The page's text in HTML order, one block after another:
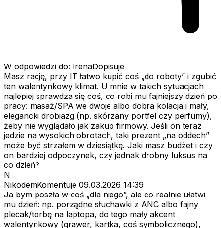
W odpowiedzi do: IrenaDopisuje
Masz rację, przy IT łatwo kupić coś „do roboty” i zgubić
ten walentynkowy klimat. U mnie w takich sytuacjach
najlepiej sprawdza się coś, co robi mu fajniejszy dzień po
pracy: masaż/SPA we dwoje albo dobra kolacja i mały,
elegancki drobiazg (np. skórzany portfel czy perfumy),
żeby nie wyglądało jak zakup firmowy. Jeśli on teraz
jedzie na wysokich obrotach, taki prezent „na oddech”
może być strzałem w dziesiątkę. Jaki masz budżet i czy
on bardziej odpoczynek, czy jednak drobny luksus na
co dzień?
N
NikodemKomentuje 09.03.2026 14:39
Ja bym poszła w coś „dla niego”, ale co realnie ułatwi
mu dzień: np. porządne słuchawki z ANC albo fajny
plecak/torbę na laptopa, do tego mały akcent
walentynkowy (grawer, kartka, coś symbolicznego),